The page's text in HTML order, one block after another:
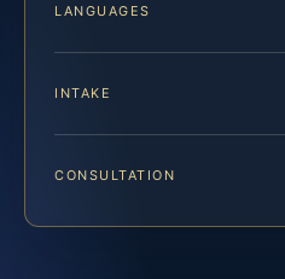
LANGUAGES
INTAKE
CONSULTATION